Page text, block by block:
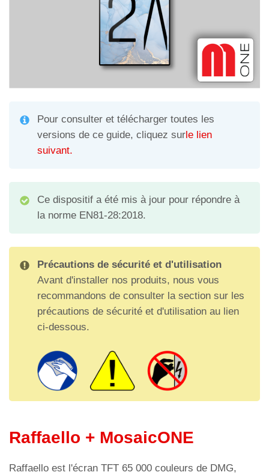
Pour consulter et télécharger toutes les
versions de ce guide, cliquez surle lien
suivant.
Ce dispositif a été mis à jour pour répondre à
la norme EN81-28:2018.
Précautions de sécurité et d'utilisation
Avant d'installer nos produits, nous vous
recommandons de consulter la section sur les
précautions de sécurité et d'utilisation au lien
ci-dessous.
Raffaello + MosaicONE
Raffaello est l'écran TFT 65 000 couleurs de DMG,